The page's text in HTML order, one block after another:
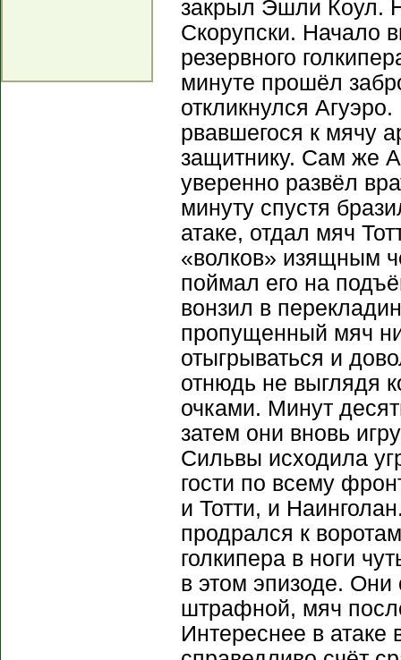
закрыл Эшли Коул.
Скорупски. Начало
резервного
минуте прошёл
откликнулся
рвавшегося к мячу
защитнику. Сам же
уверенно развёл
минуту спустя
атаке, отдал мяч
«волков» изящным
поймал его на
вонзил в
пропущенный мяч
отыгрываться и
отнюдь не выглядя
очками. Минут
затем они вновь
Сильвы исходила
гости по всему
и Тотти, и
продрался к
голкипера в ноги
в этом эпизоде.
штрафной, мяч
Интереснее в